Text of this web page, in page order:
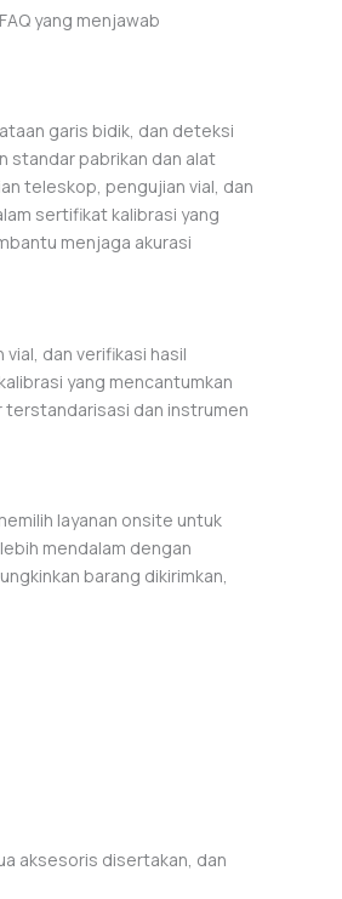
yang menjawab
garis bidik, dan deteksi
standar pabrikan dan alat
teleskop, pengujian vial, dan
sertifikat kalibrasi yang
menjaga akurasi
dan verifikasi hasil
yang mencantumkan
terstandarisasi dan instrumen
layanan onsite untuk
mendalam dengan
barang dikirimkan,
aksesoris disertakan, dan